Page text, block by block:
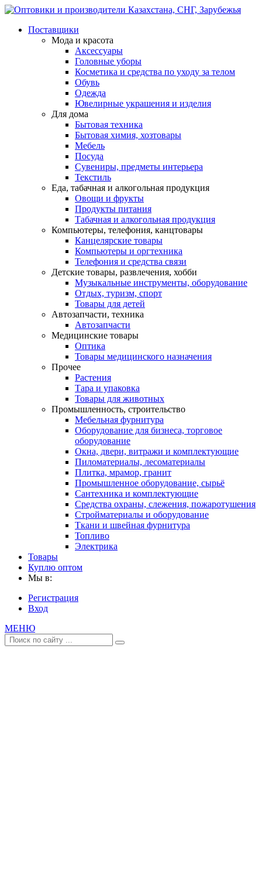
Поставщики
Мода и красота
Аксессуары
Головные уборы
Косметика и средства по уходу за телом
Обувь
Одежда
Ювелирные украшения и изделия
Для дома
Бытовая техника
Бытовая химия, хозтовары
Мебель
Посуда
Сувениры, предметы интерьера
Текстиль
Еда, табачная и алкогольная продукция
Овощи и фрукты
Продукты питания
Табачная и алкогольная продукция
Компьютеры, телефония, канцтовары
Канцелярские товары
Компьютеры и оргтехника
Телефония и средства связи
Детские товары, развлечения, хобби
Музыкальные инструменты, оборудование
Отдых, туризм, спорт
Товары для детей
Автозапчасти, техника
Автозапчасти
Медицинские товары
Оптика
Товары медицинского назначения
Прочее
Растения
Тара и упаковка
Товары для животных
Промышленность, строительство
Мебельная фурнитура
Оборудование для бизнеса, торговое
оборудование
Окна, двери, витражи и комплектующие
Пиломатериалы, лесоматериалы
Плитка, мрамор, гранит
Промышленное оборудование, сырьё
Сантехника и комплектующие
Средства охраны, слежения, пожаротушения
Стройматериалы и оборудование
Ткани и швейная фурнитура
Топливо
Электрика
Товары
Куплю оптом
Мы в:
Регистрация
Вход
МЕНЮ